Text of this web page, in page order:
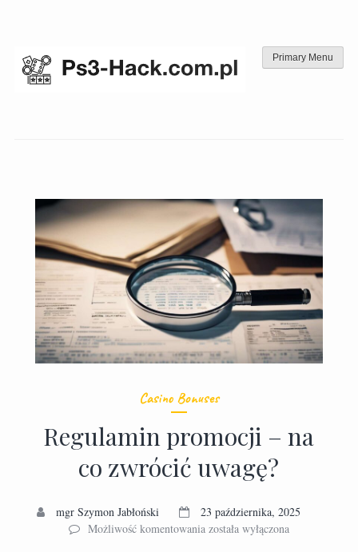
Primary Menu
Casino Bonuses
Regulamin promocji – na
co zwrócić uwagę?
mgr Szymon Jabłoński
23 października, 2025
Możliwość komentowania Regulamin
została wyłączona